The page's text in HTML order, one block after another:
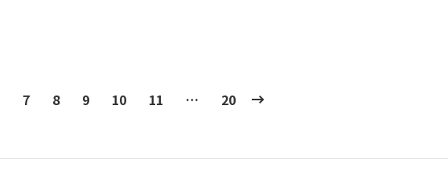
7 8 9 10 11 … 20